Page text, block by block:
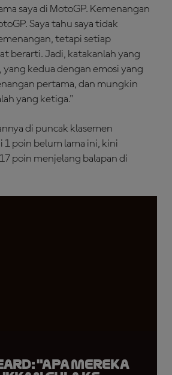
saya di MotoGP. Kemenangan
Saya tahu saya tidak
tetapi setiap
berarti. Jadi, katakanlah yang
yang kedua dengan emosi yang
pertama, dan mungkin
yang ketiga."
di puncak klasemen
1 poin belum lama ini, kini
poin menjelang balapan di
"Apa Mereka